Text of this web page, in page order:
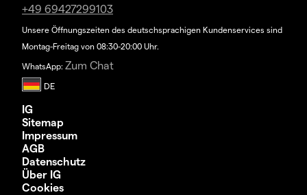
+49 69427299103
Unsere Öffnungszeiten des deutschsprachigen Kundenservices sind
Montag-Freitag von 08:30-20:00 Uhr.
WhatsApp: Zum Chat
IG
Sitemap
Impressum
AGB
Datenschutz
Über IG
Cookies